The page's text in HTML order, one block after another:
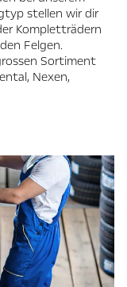
stellen wir dir
Kompletträdern
Felgen.
Sortiment
Nexen,